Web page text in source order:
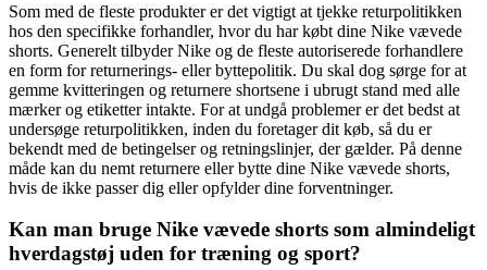
Som med de fleste produkter er det vigtigt at tjekke returpolitikken
hos den specifikke forhandler, hvor du har købt dine Nike vævede
shorts. Generelt tilbyder Nike og de fleste autoriserede forhandlere
en form for returnerings- eller byttepolitik. Du skal dog sørge for at
gemme kvitteringen og returnere shortsene i ubrugt stand med alle
mærker og etiketter intakte. For at undgå problemer er det bedst at
undersøge returpolitikken, inden du foretager dit køb, så du er
bekendt med de betingelser og retningslinjer, der gælder. På denne
måde kan du nemt returnere eller bytte dine Nike vævede shorts,
hvis de ikke passer dig eller opfylder dine forventninger.
Kan man bruge Nike vævede shorts som almindeligt
hverdagstøj uden for træning og sport?